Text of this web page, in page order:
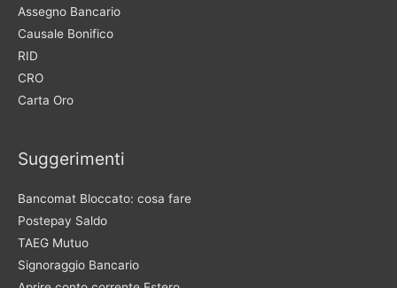
Assegno Bancario
Causale Bonifico
RID
CRO
Carta Oro
Suggerimenti
Bancomat Bloccato: cosa fare
Postepay Saldo
TAEG Mutuo
Signoraggio Bancario